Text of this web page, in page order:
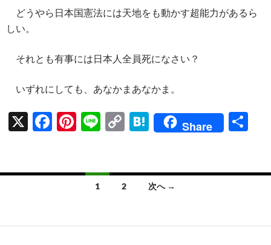
どうやら日本国憲法には天地をも動かす超能力があるら
しい。
それとも有事には日本人全員死になさい？
いずれにしても、あなかまあなかま。
X
F
b
Pi
es
Li
C
y
H
n
Share
ナ
1 2 次へ →